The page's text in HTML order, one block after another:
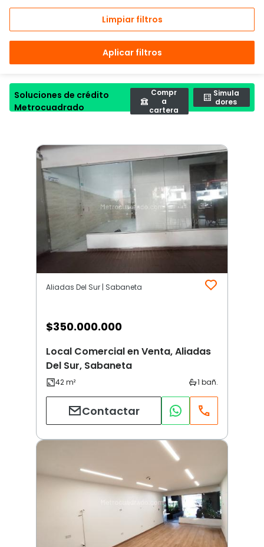
Limpiar filtros
Aplicar filtros
Soluciones de crédito
Metrocuadrado
Compr
a
cartera
Simula
dores
Aliadas Del Sur | Sabaneta
$350.000.000
Local Comercial en Venta, Aliadas
Del Sur, Sabaneta
Contactar